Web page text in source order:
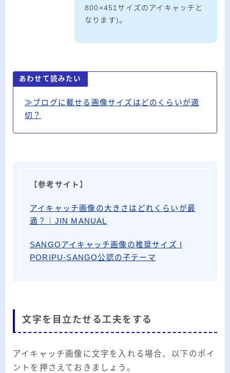
800×451サイズのアイキャッチと
なります)。
あわせて読みたい
≫ブログに載せる画像サイズはどのくらいが適
切？
【参考サイト 】
アイキャッチ画像の大きさはどれくらいが最
適？｜JIN MANUAL
SANGOアイキャッチ画像の推奨サイズ |
PORIPU-SANGO公認の子テーマ
文字を目立たせる工夫をする
アイキャッチ画像に文字を入れる場合、以下のポイ
ントを押さえておきましょう。